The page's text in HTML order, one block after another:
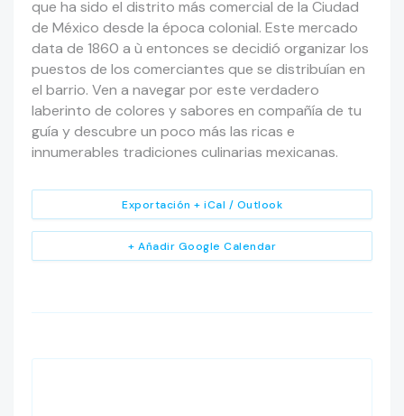
que ha sido el distrito más comercial de la Ciudad
de México desde la época colonial. Este mercado
data de 1860 a ù entonces se decidió organizar los
puestos de los comerciantes que se distribuían en
el barrio. Ven a navegar por este verdadero
laberinto de colores y sabores en compañía de tu
guía y descubre un poco más las ricas e
innumerables tradiciones culinarias mexicanas.
+ Añadir Google Calendar
Exportación + iCal / Outlook